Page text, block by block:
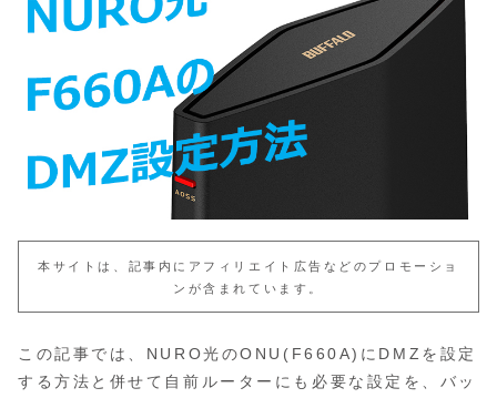
本サイトは、記事内にアフィリエイト広告などのプロモーショ
ンが含まれています。
この記事では、NURO光のONU(F660A)にDMZを設定
する方法と併せて自前ルーターにも必要な設定を、バッ